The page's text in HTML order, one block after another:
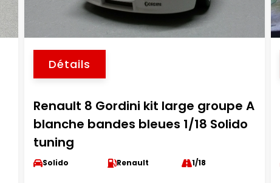
Détails
Renault 8 Gordini kit large groupe A
blanche bandes bleues 1/18 Solido
tuning
Solido Renault 1/18